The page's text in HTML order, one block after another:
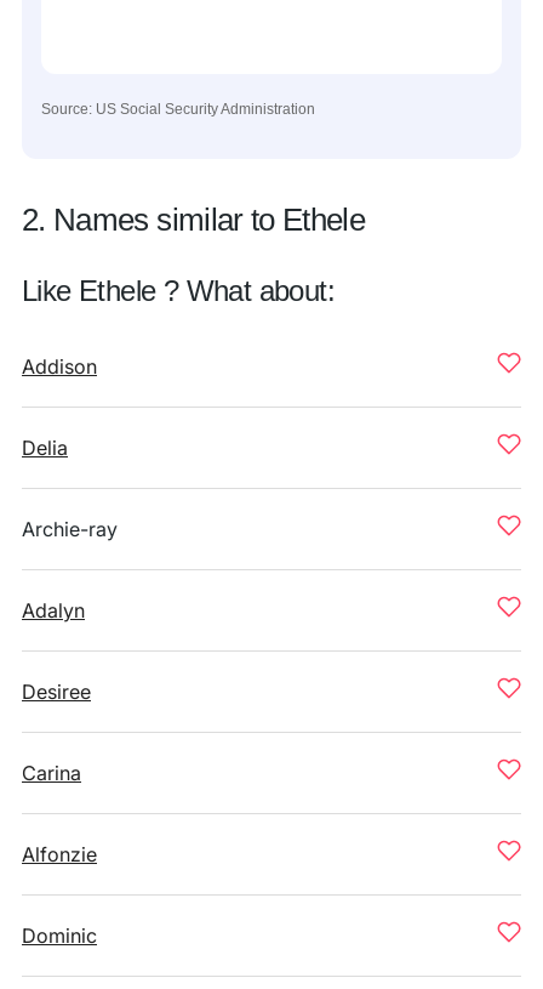
Source: US Social Security Administration
2. Names similar to Ethele
Like Ethele ? What about:
Addison
Delia
Archie-ray
Adalyn
Desiree
Carina
Alfonzie
Dominic